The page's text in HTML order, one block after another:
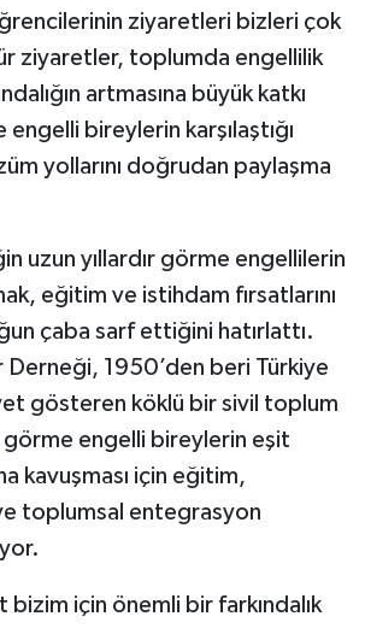
ziyaretleri bizleri çok
ziyaretler, toplumda engellilik
artmasına büyük katkı
bireylerin karşılaştığı
yollarını doğrudan paylaşma
uzun yıllardır görme engellilerin
eğitim ve istihdam fırsatlarını
çaba sarf ettiğini hatırlattı.
Derneği, 1950’den beri Türkiye
gösteren köklü bir sivil toplum
görme engelli bireylerin eşit
kavuşması için eğitim,
toplumsal entegrasyon
için önemli bir farkındalık